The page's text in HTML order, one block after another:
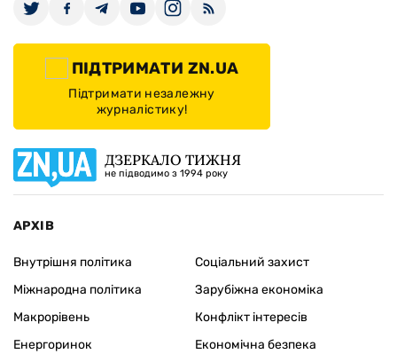
ПІДТРИМАТИ ZN.UA
Підтримати незалежну
журналістику!
ДЗЕРКАЛО ТИЖНЯ
не підводимо з 1994 року
АРХІВ
Внутрішня політика
Міжнародна політика
Макрорівень
Енергоринок
Соціальний захист
Зарубіжна економіка
Конфлікт інтересів
Економічна безпека